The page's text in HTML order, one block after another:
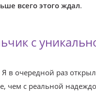
всего этого ждал.
с
Я в очередной раз
чем с реальной